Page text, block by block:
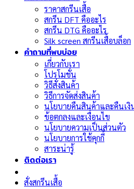
ราคาสกรีนเสื้อ
สกรีน DFT คืออะไร
สกรีน DTG คืออะไร
Silk screen สกรีนเสื้อบล็อก
คำถามที่พบบ่อย
เกี่ยวกับเรา
โปรโมชั่น
วิธีสั่งสินค้า
วิธีการจัดส่งสินค้า
นโยบายคืนสินค้าและคืนเงิ
ข้อตกลงและเงื่อนไข
นโยบายความเป็นส่วนตัว
นโยบายการใช้คุกกี้
สาระน่ารู้
ติดต่อเรา
สั่งสกรีนเสื้อ